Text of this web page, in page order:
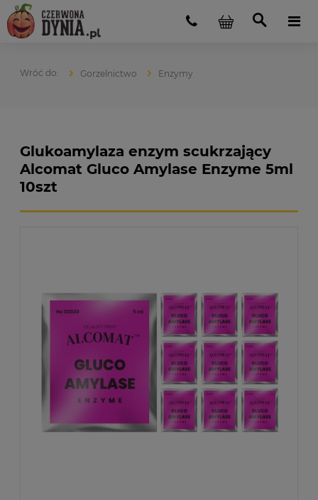
Gorzelnictwo Enzymy
Glukoamylaza enzym scukrzający
Alcomat Gluco Amylase Enzyme 5ml
10szt